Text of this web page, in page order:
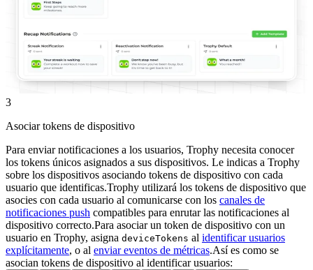
3
Asociar tokens de dispositivo
Para enviar notificaciones a los usuarios, Trophy necesita conocer
los tokens únicos asignados a sus dispositivos. Le indicas a Trophy
sobre los dispositivos asociando tokens de dispositivo con cada
usuario que identificas.Trophy utilizará los tokens de dispositivo que
asocies con cada usuario al comunicarse con los canales de
notificaciones push compatibles para enrutar las notificaciones al
dispositivo correcto.Para asociar un token de dispositivo con un
usuario en Trophy, asigna deviceTokens al identificar usuarios
explícitamente, o al enviar eventos de métricas.Así es como se
asocian tokens de dispositivo al identificar usuarios: